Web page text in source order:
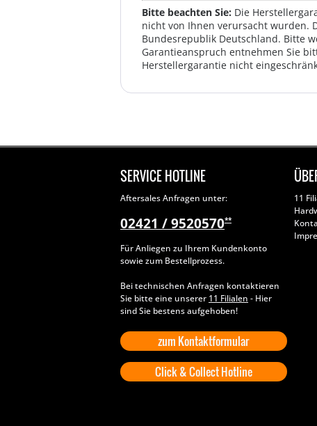
Bitte beachten Sie: Die
nicht von Ihnen verursacht wurden.
Bundesrepublik Deutschland. Bitte
Garantieanspruch entnehmen Sie
Herstellergarantie nicht
SERVICE HOTLINE
Aftersales Anfragen unter:
02421 / 9520570**
Für Anliegen zu Ihrem Kundenkonto
sowie zum Bestellprozess.
Bei technischen Anfragen kontaktieren
Sie bitte eine unserer 11 Filialen - Hier
sind Sie bestens aufgehoben!
zum Kontaktformular
Click & Collect Hotline
11